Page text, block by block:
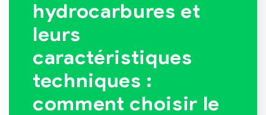
hydrocarbures et
leurs
caractéristiques
techniques :
comment choisir le